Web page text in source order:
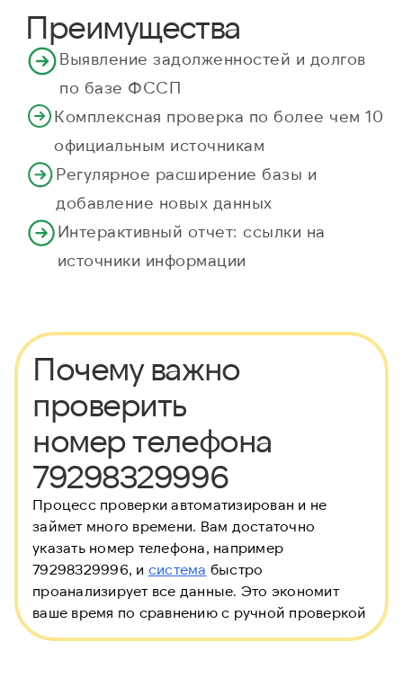
Преимущества
Выявление задолженностей и долгов
по базе ФССП
Комплексная проверка по более чем 10
официальным источникам
Регулярное расширение базы и
добавление новых данных
Интерактивный отчет: ссылки на
источники информации
Почему важно
проверить
номер телефона
79298329996
Процесс проверки автоматизирован и не
займет много времени. Вам достаточно
указать номер телефона, например
79298329996, и система быстро
проанализирует все данные. Это экономит
ваше время по сравнению с ручной проверкой